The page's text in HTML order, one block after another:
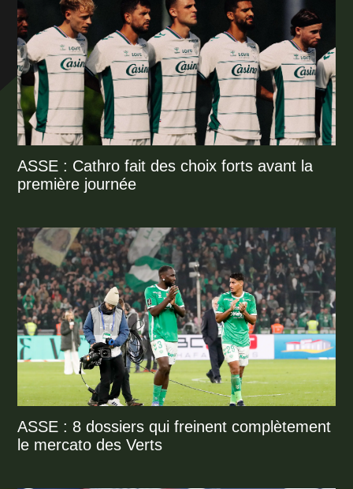
ASSE : Cathro fait des choix forts avant la
première journée
ASSE : 8 dossiers qui freinent complètement
le mercato des Verts